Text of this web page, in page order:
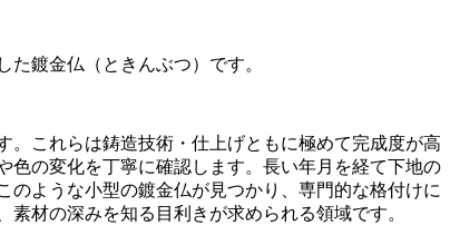
鍍金仏（ときんぶつ）です。
これらは鋳造技術・仕上げともに極めて完成度が高
色の変化を丁寧に確認します。長い年月を経て下地の
ような小型の鍍金仏が見つかり、専門的な格付けに
材の深みを知る目利きが求められる領域です。